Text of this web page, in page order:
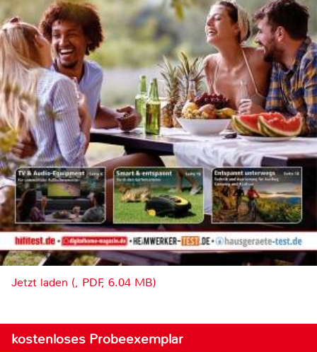
Jetzt laden (, PDF, 6.04 MB)
kostenloses Probeexemplar